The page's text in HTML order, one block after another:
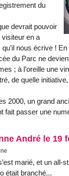
du
devrait pouvoir
en a
nous écrive !
du Parc ne
; à l’oreille une
de quelle
2000, un grand
fait passer une
André le 19
marié, et un all-
était branché...